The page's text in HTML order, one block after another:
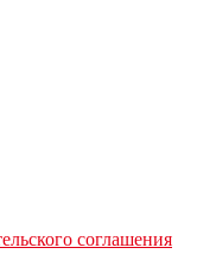
соглашения